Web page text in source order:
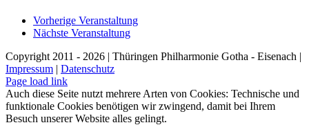
Vorherige Veranstaltung
Nächste Veranstaltung
Copyright 2011 - 2026 | Thüringen Philharmonie Gotha - Eisenach |
Impressum
Datenschutz
Facebook
Instagram
WhatsApp
YouTube
E-
Mail
Telefon
Page load link
Auch diese Seite nutzt mehrere Arten von Cookies: Technische und
funktionale Cookies benötigen wir zwingend, damit bei Ihrem
Besuch unserer Website alles gelingt.